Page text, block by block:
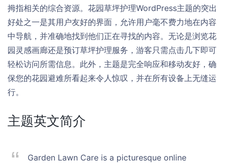
拇指相关的综合资源。花园草坪护理WordPress主题的突出
好处之一是其用户友好的界面，允许用户毫不费力地在内容
中导航，并准确地找到他们正在寻找的内容。无论是浏览花
园灵感画廊还是预订草坪护理服务，游客只需点击几下即可
轻松访问所需信息。此外，主题是完全响应和移动友好，确
保您的花园避难所看起来令人惊叹，并在所有设备上无缝运
行。
主题英文简介
Garden Lawn Care is a picturesque online